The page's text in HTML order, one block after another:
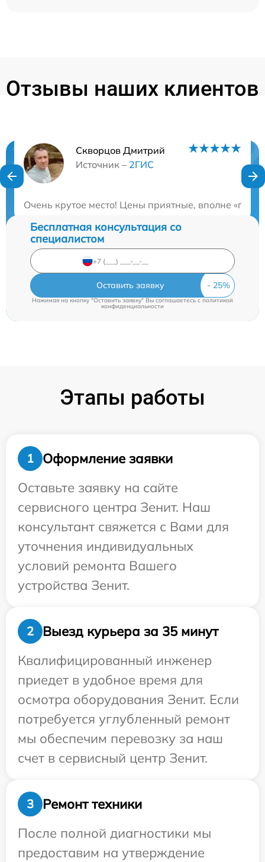
Отзывы наших клиентов
Скворцов Дмитрий
Источник – 2ГИС
Очень крутое место! Цены приятные, вполне «по
Нужна консультация?
Бесплатная консультация со
специалистом
Оставить заявку
Нажимая на кнопку "Оставить заявку" Вы соглашаетесь cполитикой
конфиденциальности
Этапы работы
1
Оформление заявки
Оставьте заявку на сайте
сервисного центра Зенит. Наш
консультант свяжется с Вами для
уточнения индивидуальных
условий ремонта Вашего
устройства Зенит.
2
Выезд курьера за 35 минут
Квалифицированный инженер
приедет в удобное время для
осмотра оборудования Зенит. Если
потребуется углубленный ремонт
мы обеспечим перевозку за наш
счет в сервисный центр Зенит.
3
Ремонт техники
После полной диагностики мы
предоставим на утверждение